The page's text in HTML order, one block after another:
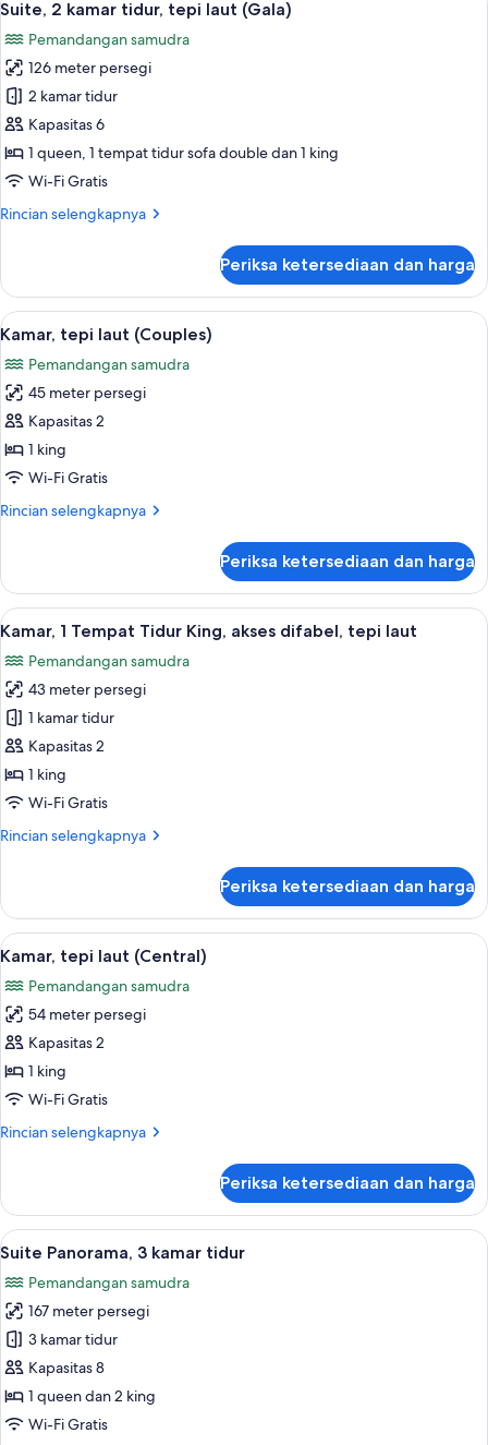
laut
semua
foto
untuk
Suite,
2
kamar
tidur,
laut
13
Suite, 2 kamar tidur, tepi laut (Gala)
Pemandangan samudra
126 meter persegi
2 kamar tidur
Kapasitas 6
1 queen, 1 tempat tidur sofa double dan 1 king
Wi-Fi Gratis
Rincian selengkapnya
Rincian
Suite,
kamar
tepi
laut
(Gala)
Periksa ketersediaan dan harga
Lihat
semua
foto
untuk
Kamar,
tepi
laut
Kamar, tepi laut (Couples) | Minibar
10
Kamar, tepi laut (Couples)
Pemandangan samudra
45 meter persegi
Kapasitas 2
1 king
Wi-Fi Gratis
Rincian selengkapnya
Rincian
Kamar,
tepi
laut
Periksa ketersediaan dan harga
Lihat
semua
foto
untuk
Kamar,
1
Tempat
Tidur
akses
laut
Minibar gratis, brankas, meja kerja,
9
Kamar, 1 Tempat Tidur King, akses difabel, tepi laut
Pemandangan samudra
43 meter persegi
1 kamar tidur
Kapasitas 2
1 king
Wi-Fi Gratis
Rincian selengkapnya
Rincian
Kamar,
Tempat
King,
akses
difabel,
tepi
laut
Periksa ketersediaan dan harga
Lihat
semua
foto
untuk
Kamar,
tepi
laut
Kamar, tepi laut (Central) | Minibar
14
Kamar, tepi laut (Central)
Pemandangan samudra
54 meter persegi
Kapasitas 2
1 king
Wi-Fi Gratis
Rincian selengkapnya
Rincian
Kamar,
tepi
laut
Periksa ketersediaan dan harga
Lihat
semua
foto
untuk
Suite
Panorama,
3
kamar
Minibar gratis, brankas, meja kerja,
13
Suite Panorama, 3 kamar tidur
Pemandangan samudra
167 meter persegi
3 kamar tidur
Kapasitas 8
1 queen dan 2 king
Wi-Fi Gratis